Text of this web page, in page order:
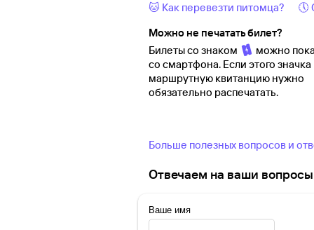
🐱 Как перевезти питомца?
🕔
Можно не печатать билет?
Билеты со знаком
можно
со смартфона. Если этого значка
маршрутную квитанцию нужно
обязательно распечатать.
Больше полезных вопросов и
Отвечаем на ваши вопросы
Ваше имя